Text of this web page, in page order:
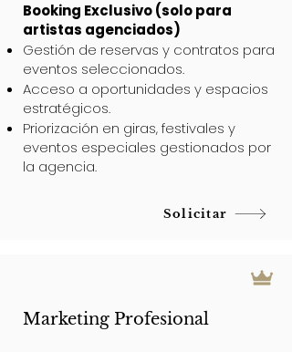
Booking Exclusivo (solo para
artistas agenciados)
Gestión de reservas y contratos para
eventos seleccionados.
Acceso a oportunidades y espacios
estratégicos.
Priorización en giras, festivales y
eventos especiales gestionados por
la agencia.
Solicitar
Marketing Profesional